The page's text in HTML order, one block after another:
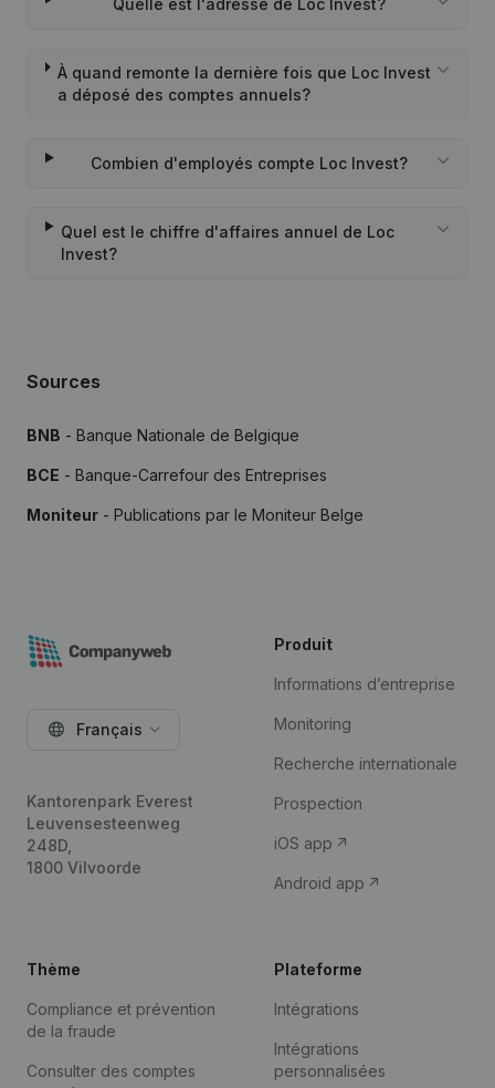
Quelle est l'adresse de Loc Invest?
À quand remonte la dernière fois que Loc Invest
a déposé des comptes annuels?
Combien d'employés compte Loc Invest?
Quel est le chiffre d'affaires annuel de Loc
Invest?
Sources
BNB - Banque Nationale de Belgique
BCE - Banque-Carrefour des Entreprises
Moniteur - Publications par le Moniteur Belge
Français
Kantorenpark Everest
Leuvensesteenweg
248D,
1800 Vilvoorde
Produit
Informations d’entreprise
Monitoring
Recherche internationale
Prospection
iOS app
Android app
Thème
Compliance et prévention
de la fraude
Consulter des comptes
Plateforme
Intégrations
Intégrations
personnalisées